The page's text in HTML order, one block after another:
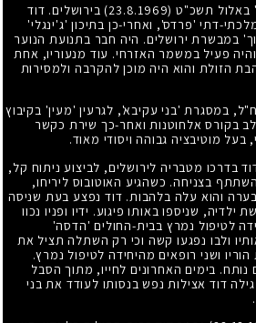
באלול תשכ"ט (23.8.1969)
בירושלים. דוד
דתי 'פרדס', ואחרי-כן בתיכון 'ג'ינגלי'
במבשרת ירושלים. היה חבר בתנועת הנוער
פעיל במשמר האזרחי. עוד מנעוריו, אחת
הזולת והוא היה מוכן להקרבה ולמסירות
במסגרת 'בני עקיבא', לגרעין 'מעין' בקיבוץ
בקורס אלחוטנות ואחר-כך שירת כקשר
מוטיבציה גבוהה ויסודי מאוד.
בדרכו מטבריה לירושלים, לביצוע ניתוח קל,
בצניחה. כשהגיע האוטובוס ליריחו,
והוא עלה בלהבות. דוד נפצע בעת שניסה
שניספו באותו פיגוע. ידיו ופניו נכוו
לטיפול נמרץ בבית-החולים 'הדסה'
ולבו נפגעו קשה וכי רק השתלה תציל את
הוריו ושני רופאים מהיחידה לטיפול נמרץ.
בימים האחרונים לחייו, מתוך הסבל
גילה דוד אצילות נפש בנסותו לעודד את בני